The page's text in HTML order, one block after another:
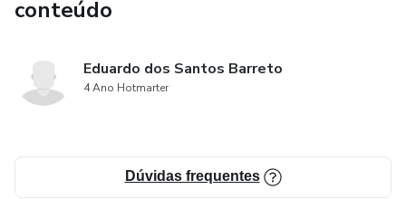
conteúdo
Eduardo dos Santos Barreto
4 Ano Hotmarter
Dúvidas frequentes